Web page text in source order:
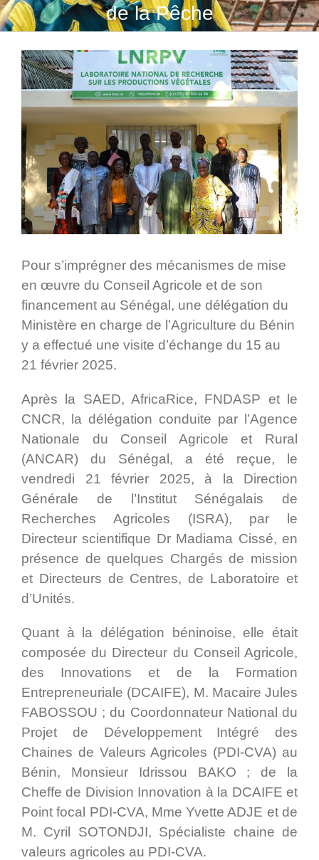
de la Pêche
Pour s’imprégner des mécanismes de mise
en œuvre du Conseil Agricole et de son
financement au Sénégal, une délégation du
Ministère en charge de l’Agriculture du Bénin
y a effectué une visite d’échange du 15 au
21 février 2025.
Après la SAED, AfricaRice, FNDASP et le
CNCR, la délégation conduite par l’Agence
Nationale du Conseil Agricole et Rural
(ANCAR) du Sénégal, a été reçue, le
vendredi 21 février 2025, à la Direction
Générale de l’Institut Sénégalais de
Recherches Agricoles (ISRA), par le
Directeur scientifique Dr Madiama Cissé, en
présence de quelques Chargés de mission
et Directeurs de Centres, de Laboratoire et
d’Unités.
Quant à la délégation béninoise, elle était
composée du Directeur du Conseil Agricole,
des Innovations et de la Formation
Entrepreneuriale (DCAIFE), M. Macaire Jules
FABOSSOU ; du Coordonnateur National du
Projet de Développement Intégré des
Chaines de Valeurs Agricoles (PDI-CVA) au
Bénin, Monsieur Idrissou BAKO ; de la
Cheffe de Division Innovation à la DCAIFE et
Point focal PDI-CVA, Mme Yvette ADJE et de
M. Cyril SOTONDJI, Spécialiste chaine de
valeurs agricoles au PDI-CVA.